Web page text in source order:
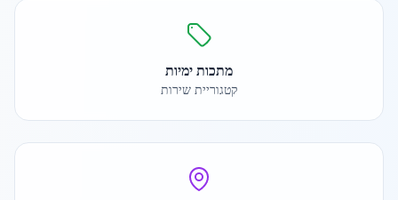
מתכות ימיות
קטגוריית שירות